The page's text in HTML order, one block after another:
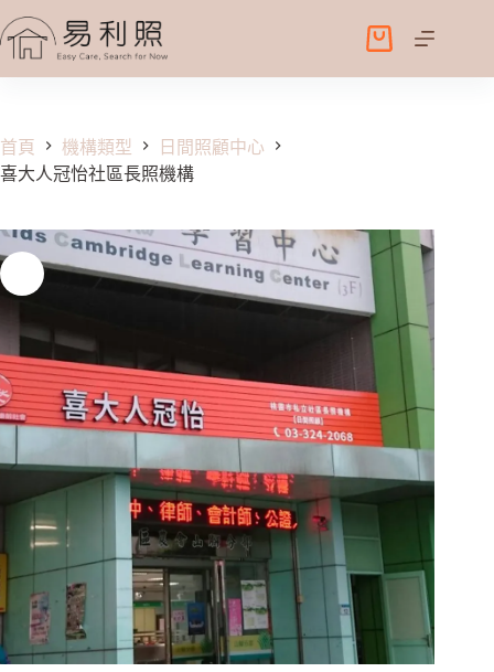
至
容
購
物
首頁 機構類型
日間照顧中心
喜大人冠怡社區長照機構